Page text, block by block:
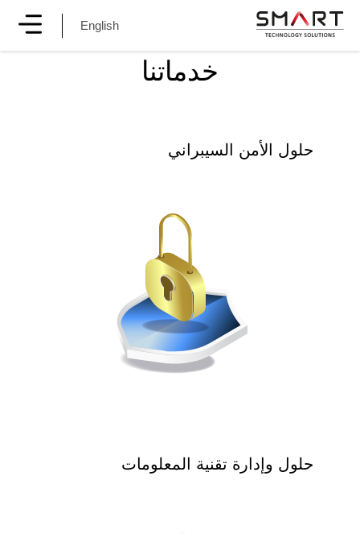
English
خدماتنا
حلول الأمن السيبراني
حلول وإدارة تقنية المعلومات